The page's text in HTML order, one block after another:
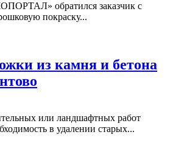
обратился заказчик с
покраску...
из камня и бетона
или ландшафтных работ
в удалении старых...